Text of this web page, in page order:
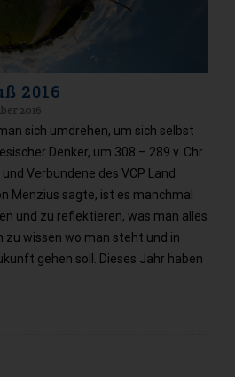
2016
2016
sich umdrehen, um sich selbst
Denker, um 308 – 289 v. Chr.
Verbundene des VCP Land
Menzius sagte, ist es manchmal
und zu reflektieren, was man alles
wissen wo man steht und in
gehen soll. Dieses Jahr haben